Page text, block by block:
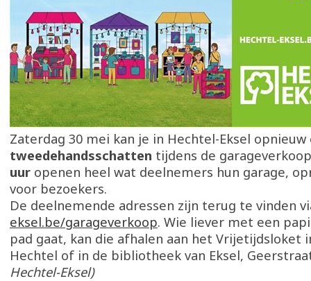
Zaterdag 30 mei kan je in Hechtel-Eksel opnieuw
tweedehandsschatten tijdens de
uur openen heel wat deelnemers hun garage,
voor bezoekers.
De deelnemende adressen zijn terug te vinden
eksel.be/garageverkoop. Wie liever met een
pad gaat, kan die afhalen aan het Vrijetijdsloket
Hechtel of in de bibliotheek van Eksel,
Hechtel-Eksel)